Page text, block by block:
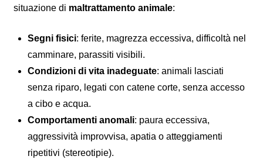
situazione di maltrattamento animale:
Segni fisici: ferite, magrezza eccessiva, difficoltà nel
camminare, parassiti visibili.
Condizioni di vita inadeguate: animali lasciati
senza riparo, legati con catene corte, senza accesso
a cibo e acqua.
Comportamenti anomali: paura eccessiva,
aggressività improvvisa, apatia o atteggiamenti
ripetitivi (stereotipie).